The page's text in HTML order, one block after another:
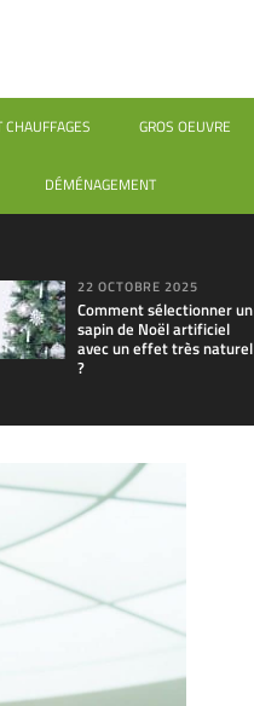
CHAUFFAGES GROS OEUVRE
DÉMÉNAGEMENT
22 OCTOBRE 2025
Comment sélectionner un
sapin de Noël artificiel
avec un effet très naturel
?